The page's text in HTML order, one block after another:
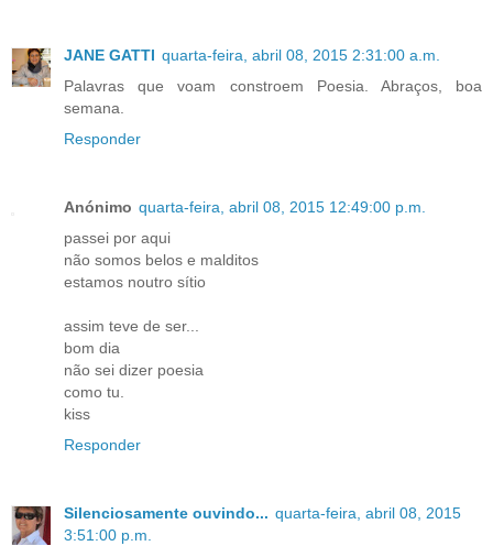
JANE GATTI quarta-feira, abril 08, 2015 2:31:00 a.m.
Palavras que voam constroem Poesia. Abraços, boa
semana.
Responder
Anónimo quarta-feira, abril 08, 2015 12:49:00 p.m.
passei por aqui
não somos belos e malditos
estamos noutro sítio
assim teve de ser...
bom dia
não sei dizer poesia
como tu.
kiss
Responder
Silenciosamente ouvindo... quarta-feira, abril 08, 2015
3:51:00 p.m.